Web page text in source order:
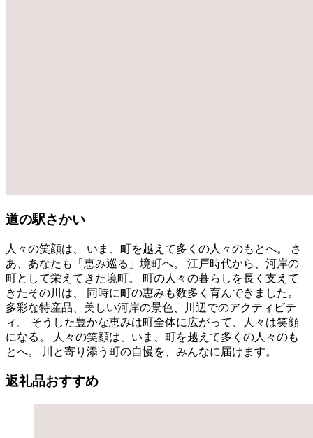
道の駅さかい
人々の笑顔は、 いま、町を越えて多くの人々のもとへ。 さ
あ、あなたも「恵み巡る」境町へ。 江戸時代から、河岸の
町として栄えてきた境町。 町の人々の暮らしを長く支えて
きたその川は、 同時に町の恵みも数多く育んできました。
多彩な特産品、美しい河岸の景色、川辺でのアクティビテ
ィ。 そうした豊かな恵みは町全体に広がって、人々は笑顔
になる。 人々の笑顔は、いま、町を越えて多くの人々のも
とへ。 川と寄り添う町の自慢を、みんなに届けます。
返礼品おすすめ